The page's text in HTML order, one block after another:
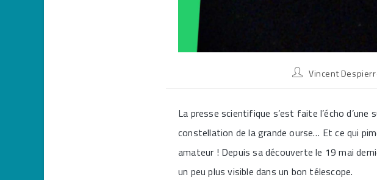
Auteur/autrice
publication :
Vincent
La presse scientifique s’est faite l’écho d’une
constellation de la grande ourse… Et ce qui
amateur ! Depuis sa découverte le 19 mai
un peu plus visible dans un bon télescope.